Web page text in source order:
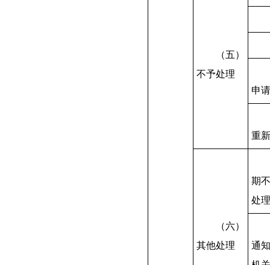
（五）
不予处理
申请
重
（六）
其他处理
期
处
通